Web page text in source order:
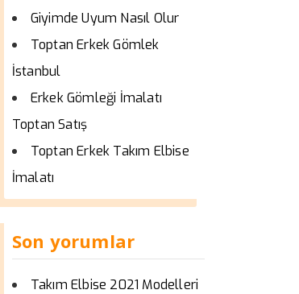
Giyimde Uyum Nasıl Olur
Toptan Erkek Gömlek
İstanbul
Erkek Gömleği İmalatı
Toptan Satış
Toptan Erkek Takım Elbise
İmalatı
Son yorumlar
Takım Elbise 2021 Modelleri